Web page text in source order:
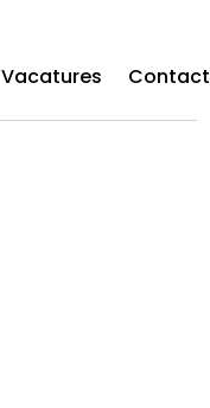
Vacatures Contact